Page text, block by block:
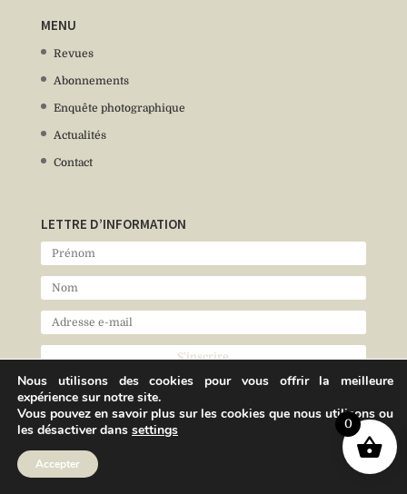
MENU
Revues
Abonnements
Enquête photographique
Actualités
Contact
LETTRE D’INFORMATION
Nous utilisons des cookies pour vous offrir la meilleure
expérience sur notre site.
Vous pouvez en savoir plus sur les cookies que nous utilisons ou
les désactiver dans settings
Accepter
0